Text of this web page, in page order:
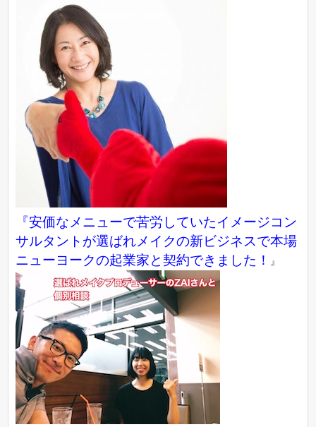
『安価なメニューで苦労していたイメージコン
サルタントが選ばれメイクの新ビジネスで本場
ニューヨークの起業家と契約できました！
』